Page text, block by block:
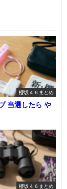
櫻坂４６まとめ
当選したら や
櫻坂４６まとめ